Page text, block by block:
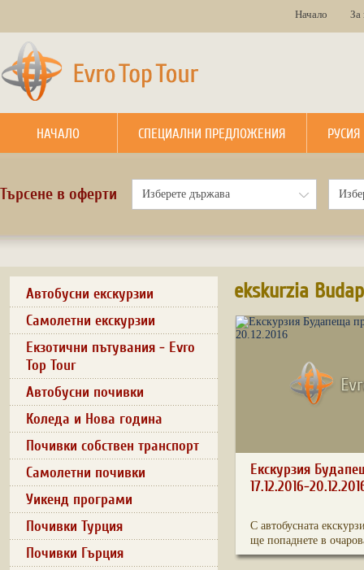
Начало За
НАЧАЛО СПЕЦИАЛНИ ПРЕДЛОЖЕНИЯ РУСИЯ
Търсене в оферти
Автобусни екскурзии
Самолетни екскурзии
Екзотични пътувания - Evro
Top Tour
Автобусни почивки
Коледа и Нова година
Почивки собствен транспорт
Самолетни почивки
Уикенд програми
Почивки Турция
Почивки Гърция
ekskurzia
Екскурзия
17.12.2016-
С автобусната
ще попаднете в